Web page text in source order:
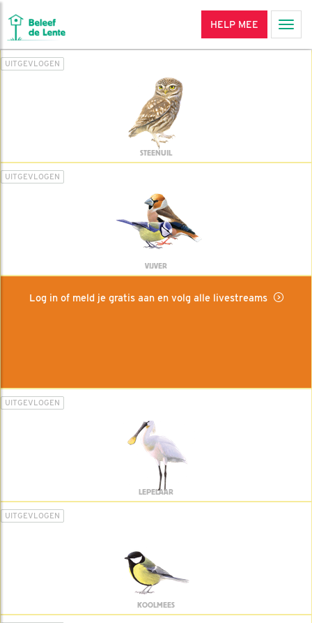
HELP MEE
UITGEVLOGEN
STEENUIL
UITGEVLOGEN
VIJVER
Log in of meld je gratis aan en volg alle livestreams
UITGEVLOGEN
LEPELAAR
UITGEVLOGEN
KOOLMEES